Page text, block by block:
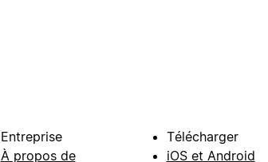
Entreprise
À propos de
Télécharger
iOS et Android